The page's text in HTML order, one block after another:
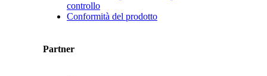
controllo
Conformità del prodotto
Partner